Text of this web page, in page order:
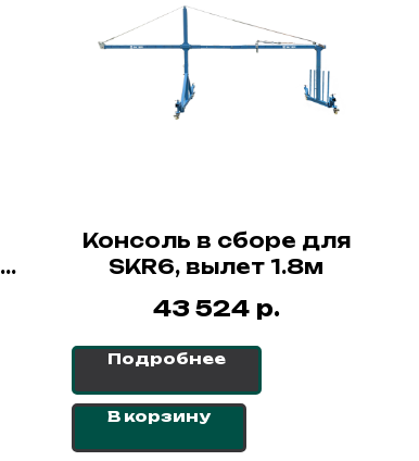
Консоль в сборе для
SKR6, вылет 1.8м
43 524 р.
Подробнее
В корзину